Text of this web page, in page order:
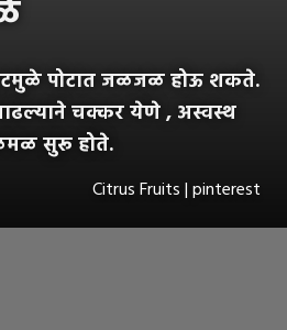
पोटात जळजळ होऊ शकते.
चक्कर येणे , अस्वस्थ
सुरू होते.
Citrus Fruits | pinterest